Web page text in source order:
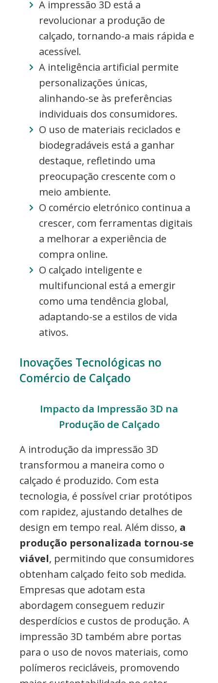
A impressão 3D está a
revolucionar a produção de
calçado, tornando-a mais rápida e
acessível.
A inteligência artificial permite
personalizações únicas,
alinhando-se às preferências
individuais dos consumidores.
O uso de materiais reciclados e
biodegradáveis está a ganhar
destaque, refletindo uma
preocupação crescente com o
meio ambiente.
O comércio eletrónico continua a
crescer, com ferramentas digitais
a melhorar a experiência de
compra online.
O calçado inteligente e
multifuncional está a emergir
como uma tendência global,
adaptando-se a estilos de vida
ativos.
Inovações Tecnológicas no
Comércio de Calçado
Impacto da Impressão 3D na
Produção de Calçado
A introdução da impressão 3D
transformou a maneira como o
calçado é produzido. Com esta
tecnologia, é possível criar protótipos
com rapidez, ajustando detalhes de
design em tempo real. Além disso, a
produção personalizada tornou-se
viável, permitindo que consumidores
obtenham calçado feito sob medida.
Empresas que adotam esta
abordagem conseguem reduzir
desperdícios e custos de produção. A
impressão 3D também abre portas
para o uso de novos materiais, como
polímeros recicláveis, promovendo